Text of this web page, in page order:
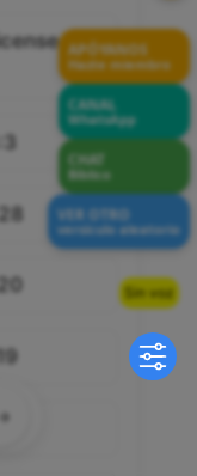
Sin voz
APÓYANOS
Hazte miembro
CANAL
WhatsApp
CHAT
Bíblico
VER OTRO
versículo aleatorio